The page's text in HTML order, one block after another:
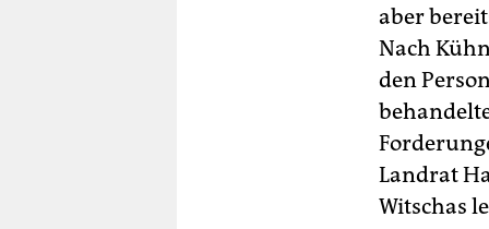
aber
Nach
den
Landrat
Witschas